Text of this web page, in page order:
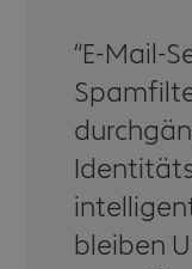
E-Mail-
bleiben